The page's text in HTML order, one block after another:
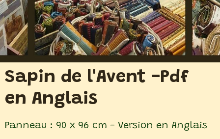
Sapin de l'Avent -Pdf
en Anglais
Panneau : 90 x 96 cm - Version en Anglais